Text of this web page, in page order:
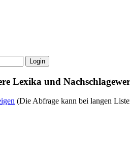
Lexika und
(Die Abfrage kann bei langen